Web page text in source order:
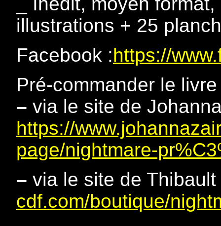
illustrations + 25
Facebook :https://
Pré-commander le
– via le site de
https://
page/nightmare-
– via le site de
cdf.com/boutique/